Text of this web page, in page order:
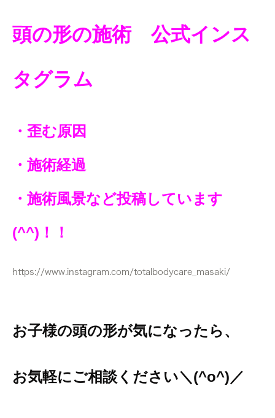
頭の形の施術 公式インス
タグラム
・歪む原因
・施術経過
・施術風景など投稿しています
(^^)！！
https://www.instagram.com/totalbodycare_masaki/
お子様の頭の形が気になったら、
お気軽にご相談ください＼(^o^)／